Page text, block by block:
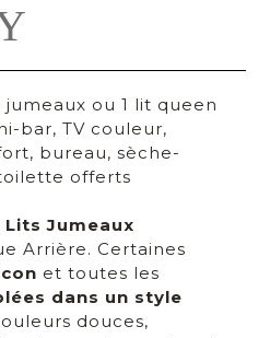
ou 1 lit queen
bar, TV couleur,
bureau, sèche-
offerts
Jumeaux
Arrière. Certaines
et toutes les
dans un style
douces,